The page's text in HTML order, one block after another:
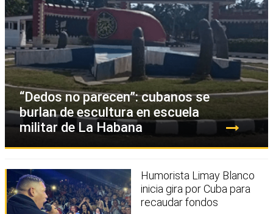
“Dedos no parecen”: cubanos se
burlan de escultura en escuela
militar de La Habana
Humorista Limay Blanco
inicia gira por Cuba para
recaudar fondos